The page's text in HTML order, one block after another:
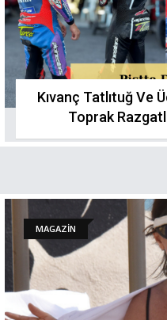
Kıvanç Tatlıtuğ Ve
Toprak
MAGAZİN